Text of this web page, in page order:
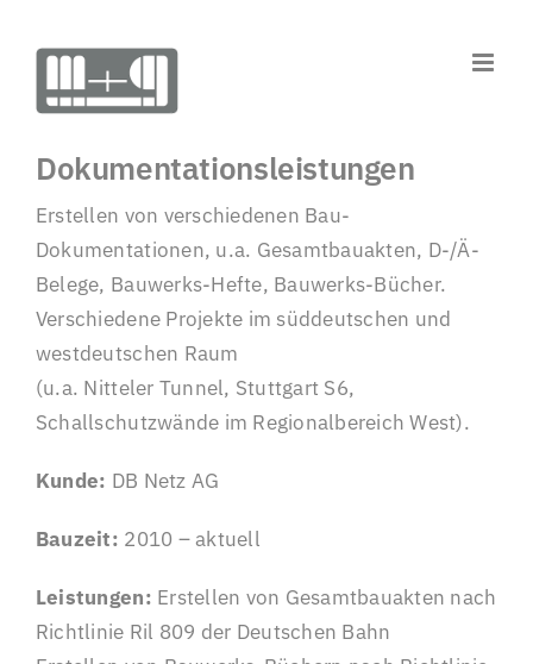
Inhalt
springen
Dokumentationsleistungen
Erstellen von verschiedenen Bau-
Dokumentationen, u.a. Gesamtbauakten, D-/Ä-
Belege, Bauwerks-Hefte, Bauwerks-Bücher.
Verschiedene Projekte im süddeutschen und
westdeutschen Raum
(u.a. Nitteler Tunnel, Stuttgart S6,
Schallschutzwände im Regionalbereich West).
Kunde: DB Netz AG
Bauzeit: 2010 – aktuell
Leistungen: Erstellen von Gesamtbauakten nach
Richtlinie Ril 809 der Deutschen Bahn